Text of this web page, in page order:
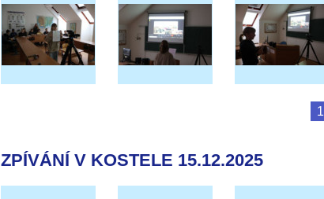
1
ZPÍVÁNÍ V KOSTELE 15.12.2025